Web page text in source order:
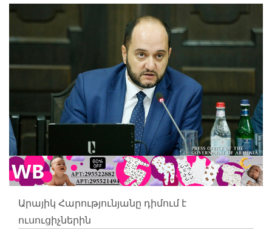
Արայիկ Հարությունյանը դիմում է
ուսուցիչներին